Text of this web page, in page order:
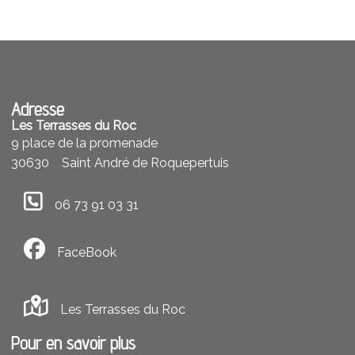
Adresse
Les Terrasses du Roc
9 place de la promenade
30630
Saint André de Roquepertuis
06 73 91 03 31
FaceBook
Les Terrasses du Roc
Pour en savoir plus